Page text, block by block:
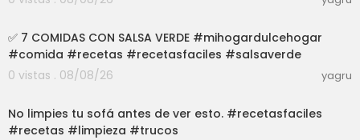
✅️ 7 COMIDAS CON SALSA VERDE #mihogardulcehogar
#comida #recetas #recetasfaciles #salsaverde
0 vistas . 08/08/26
yagru
No limpies tu sofá antes de ver esto. #recetasfaciles
#recetas #limpieza #trucos